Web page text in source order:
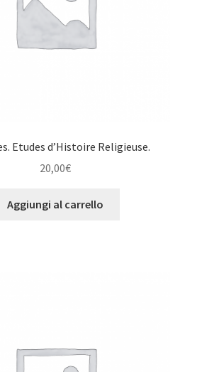
Etudes d’Histoire Religieuse.
20,00€
Aggiungi al carrello